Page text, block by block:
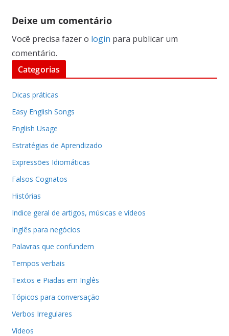
Deixe um comentário
Você precisa fazer o login para publicar um
comentário.
Categorias
Dicas práticas
Easy English Songs
English Usage
Estratégias de Aprendizado
Expressões Idiomáticas
Falsos Cognatos
Histórias
Indice geral de artigos, músicas e vídeos
Inglês para negócios
Palavras que confundem
Tempos verbais
Textos e Piadas em Inglês
Tópicos para conversação
Verbos Irregulares
Vídeos